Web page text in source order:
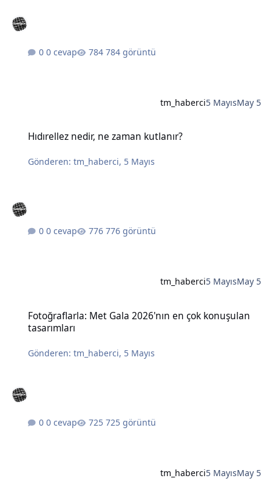
0 cevap 784 görüntü
tm_haberci5 MayısMay 5
Hıdırellez nedir, ne zaman kutlanır?
Gönderen:tm_haberci, 5 Mayıs
0 cevap 776 görüntü
tm_haberci5 MayısMay 5
Fotoğraflarla: Met Gala 2026'nın en çok konuşulan
tasarımları
Gönderen:tm_haberci, 5 Mayıs
0 cevap 725 görüntü
tm_haberci5 MayısMay 5